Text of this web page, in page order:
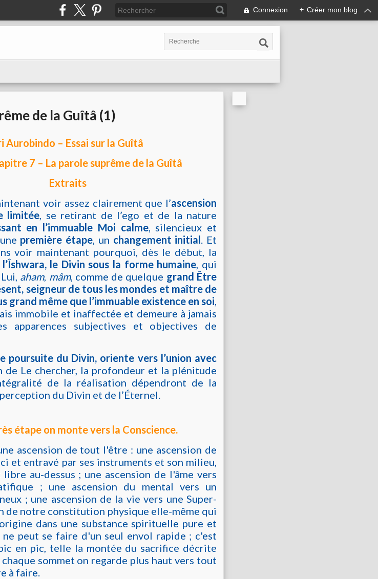
Connexion + Créer mon blog
de la Guîtâ (1)
Aurobindo – Essai sur la Guîtâ
7 – La parole suprême de la Guîtâ
Extraits
voir assez clairement que l’ascension
limitée, se retirant de l’ego et de la nature
en l’immuable Moi calme, silencieux et
première étape, un changement initial. Et
voir maintenant pourquoi, dès le début, la
l’Îshwara, le Divin sous la forme humaine, qui
aham, mâm, comme de quelque grand Être
seigneur de tous les mondes et maître de
grand même que l’immuable existence en soi,
immobile et inaffectée et demeure à jamais
apparences subjectives et objectives de
poursuite du Divin, oriente vers l’union avec
de Le chercher, la profondeur et la plénitude
de la réalisation dépendront de la
du Divin et de l’Éternel.
étape on monte vers la Conscience.
ascension de tout l'être : une ascension de
et entravé par ses instruments et son milieu,
au-dessus ; une ascension de l'âme vers
; une ascension du mental vers un
; une ascension de la vie vers une Super-
de notre constitution physique elle-même qui
dans une substance spirituelle pure et
peut se faire d'un seul envol rapide ; c'est
en pic, telle la montée du sacrifice décrite
chaque sommet on regarde plus haut vers tout
à faire.